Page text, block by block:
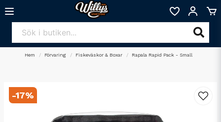
Hem Förvaring Fiskeväskor & Boxar Rapala Rapid Pack - Small
-17%